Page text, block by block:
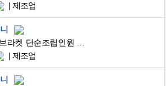
제조업
차량용 콘솔 브라켓 단순조립인원 모집/초보자 환영
제조업